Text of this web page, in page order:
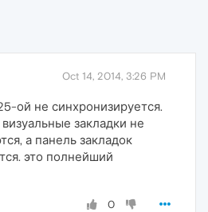
Oct 14, 2014, 3:26 PM
ой не синхронизируется.
закладки не
а панель закладок
это полнейший
0